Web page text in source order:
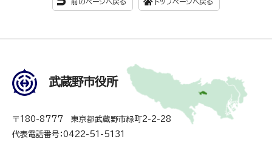
前のページへ戻る トップページへ戻る
武蔵野市役所
〒180-8777 東京都武蔵野市緑町2-2-28
代表電話番号：0422-51-5131